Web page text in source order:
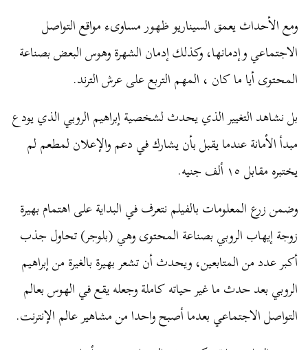
ومع الأحداث يعمق السيناريو ظهور مساوىء مواقع التواصل
الاجتماعي وإدمانها، وكذلك إدمان الشهرة وهوس البعض بصناعة
المحتوى أيا ما كان ، المهم التربع على عرش الترند.
بل نشاهد التغيير الذي يحدث لشخصية إبراهيم الروبي الذي يودع
مبدأ الأمانة عندما يقبل بأن يشارك في دعم والإعلان لمطعم لم
يختبره مقابل ١٥ ألف جنيه.
وضمن زرع المعلومات بالفيلم نتعرف في البداية على اهتمام بهيرة
زوجة إيهاب الروبي بصناعة المحتوى وهي (بلوجر) تحاول جذب
أكبر عدد من المتابعين، ويحدث أن تشعر بهيرة بالغيرة من إبراهيم
الروبي بعد حدث ما غير حياته كاملة وجعله يقع في الهوس بعالم
التواصل الاجتماعي بعدما أصبح واحدا من مشاهير عالم الإنترنت.